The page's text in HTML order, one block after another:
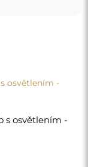
s osvětlením -